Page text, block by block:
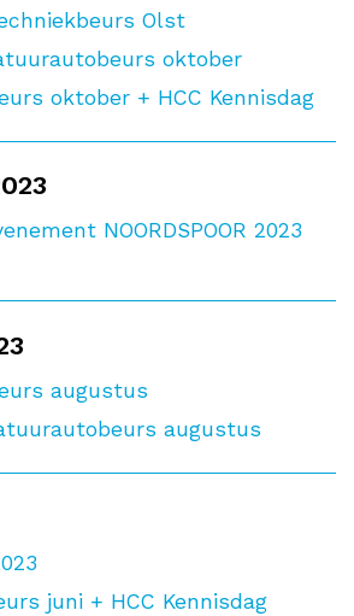
Olst
oktober
oktober + HCC Kennisdag
NOORDSPOOR 2023
augustus
augustus
juni + HCC Kennisdag